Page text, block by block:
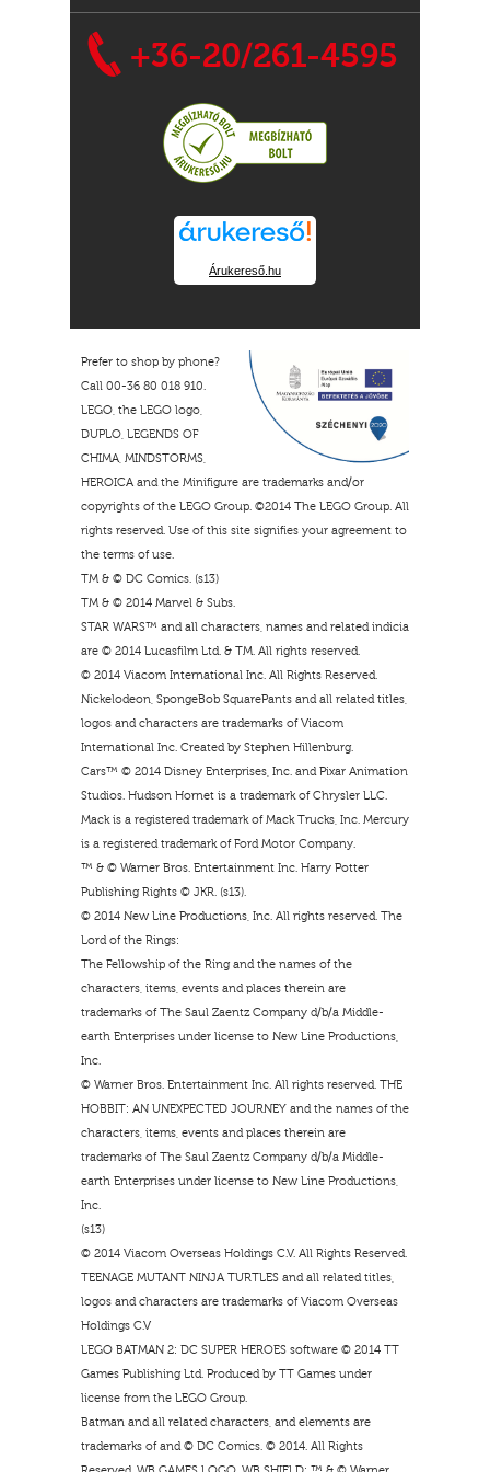
+36-20/261-4595
Árukereső.hu
Prefer to shop by phone?
Call 00-36 80 018 910.
LEGO, the LEGO logo,
DUPLO, LEGENDS OF
CHIMA, MINDSTORMS,
HEROICA and the Minifigure are trademarks and/or
copyrights of the LEGO Group. ©2014 The LEGO Group. All
rights reserved. Use of this site signifies your agreement to
the terms of use.
TM & © DC Comics. (s13)
TM & © 2014 Marvel & Subs.
STAR WARS™ and all characters, names and related indicia
are © 2014 Lucasfilm Ltd. & TM. All rights reserved.
© 2014 Viacom International Inc. All Rights Reserved.
Nickelodeon, SpongeBob SquarePants and all related titles,
logos and characters are trademarks of Viacom
International Inc. Created by Stephen Hillenburg.
Cars™ © 2014 Disney Enterprises, Inc. and Pixar Animation
Studios. Hudson Hornet is a trademark of Chrysler LLC.
Mack is a registered trademark of Mack Trucks, Inc. Mercury
is a registered trademark of Ford Motor Company.
™ & © Warner Bros. Entertainment Inc. Harry Potter
Publishing Rights © JKR. (s13).
© 2014 New Line Productions, Inc. All rights reserved. The
Lord of the Rings:
The Fellowship of the Ring and the names of the
characters, items, events and places therein are
trademarks of The Saul Zaentz Company d/b/a Middle-
earth Enterprises under license to New Line Productions,
Inc.
© Warner Bros. Entertainment Inc. All rights reserved. THE
HOBBIT: AN UNEXPECTED JOURNEY and the names of the
characters, items, events and places therein are
trademarks of The Saul Zaentz Company d/b/a Middle-
earth Enterprises under license to New Line Productions,
Inc.
(s13)
© 2014 Viacom Overseas Holdings C.V. All Rights Reserved.
TEENAGE MUTANT NINJA TURTLES and all related titles,
logos and characters are trademarks of Viacom Overseas
Holdings C.V
LEGO BATMAN 2: DC SUPER HEROES software © 2014 TT
Games Publishing Ltd. Produced by TT Games under
license from the LEGO Group.
Batman and all related characters, and elements are
trademarks of and © DC Comics. © 2014. All Rights